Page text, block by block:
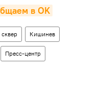
в OK
сквер Кишинев
Пресс-центр